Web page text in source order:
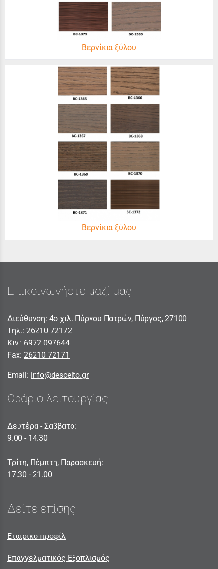
Βερνίκια ξύλου
Βερνίκια ξύλου
Επικοινωνήστε μαζί μας
Διεύθυνση: 4ο χιλ. Πύργου Πατρών, Πύργος, 27100
Τηλ.: 26210 72172
Κιν.: 6972 097644
Fax: 26210 72171
Email: info@descelto.gr
Ωράριο λειτουργίας
Δευτέρα - Σαββατο:
9.00 - 14.30
Τρίτη, Πέμπτη, Παρασκευή:
17.30 - 21.00
Δείτε επίσης
Εταιρικό προφίλ
Επαγγελματικός Εξοπλισμός